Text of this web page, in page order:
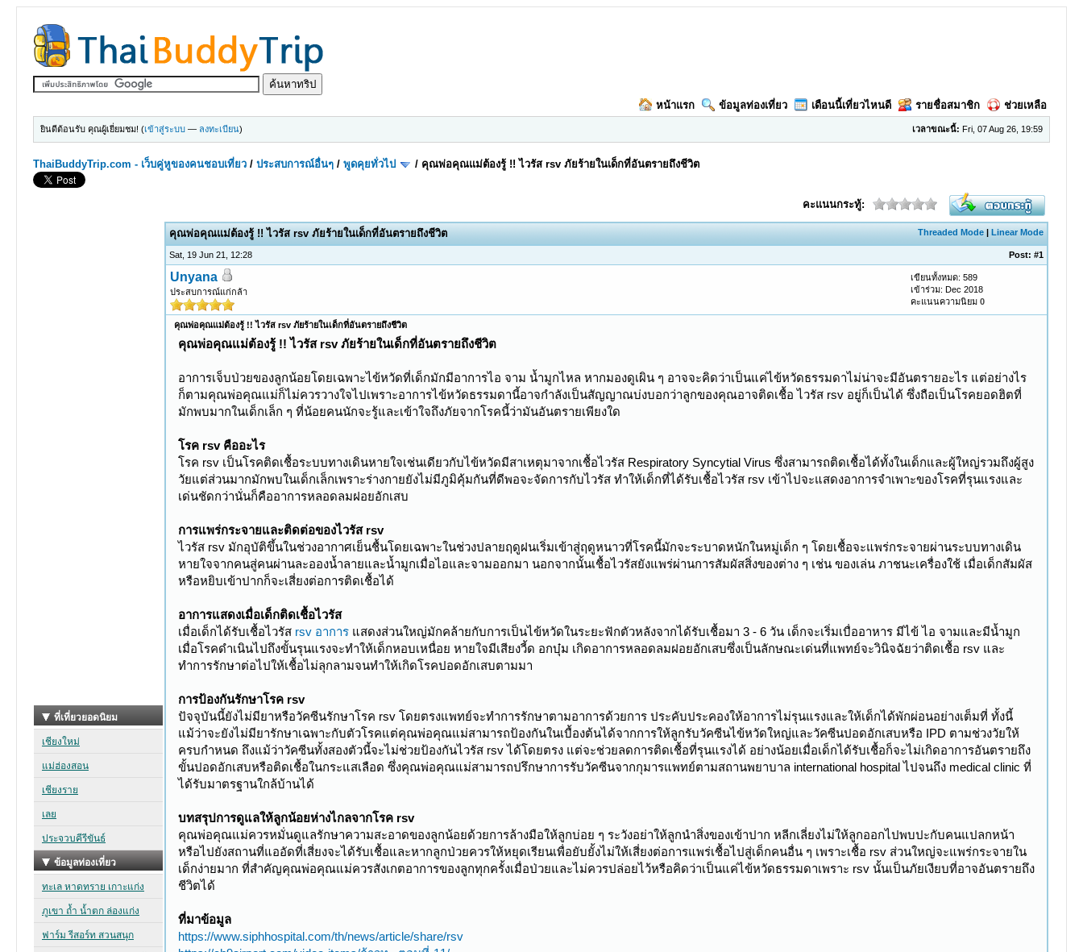
หน้าแรก ข้อมูลท่องเที่ยว เดือนนี้เที่ยวไหนดี รายชื่อสมาชิก ช่วยเหลือ
เวลาขณะนี้: Fri, 07 Aug 26, 19:59
ยินดีต้อนรับ คุณผู้เยี่ยมชม! (เข้าสู่ระบบ — ลงทะเบียน)
ThaiBuddyTrip.com - เว็บคู่หูของคนชอบเที่ยว /ประสบการณ์อื่นๆ /พูดคุยทั่วไป / คุณพ่อคุณแม่ต้องรู้ !! ไวรัส rsv ภัยร้ายในเด็กที่อันตรายถึงชีวิต
คะแนนกระทู้:
Threaded Mode |Linear Mode
คุณพ่อคุณแม่ต้องรู้ !! ไวรัส rsv ภัยร้ายในเด็กที่อันตรายถึงชีวิต
Sat, 19 Jun 21, 12:28 Post:#1
Unyana
ประสบการณ์แก่กล้า
เขียนทั้งหมด: 589
เข้าร่วม: Dec 2018
คะแนนความนิยม0
คุณพ่อคุณแม่ต้องรู้ !! ไวรัส rsv ภัยร้ายในเด็กที่อันตรายถึงชีวิต
คุณพ่อคุณแม่ต้องรู้ !! ไวรัส rsv ภัยร้ายในเด็กที่อันตรายถึงชีวิต
อาการเจ็บป่วยของลูกน้อยโดยเฉพาะไข้หวัดที่เด็กมักมีอาการไอ จาม น้ำมูกไหล หากมองดูเผิน ๆ อาจจะคิดว่าเป็นแค่ไข้หวัดธรรมดาไม่น่าจะมีอันตรายอะไร แต่อย่างไร
ก็ตามคุณพ่อคุณแม่ก็ไม่ควรวางใจไปเพราะอาการไข้หวัดธรรมดานี้อาจกำลังเป็นสัญญาณบ่งบอกว่าลูกของคุณอาจติดเชื้อ ไวรัส rsv อยู่ก็เป็นได้ ซึ่งถือเป็นโรคยอดฮิตที่
มักพบมากในเด็กเล็ก ๆ ที่น้อยคนนักจะรู้และเข้าใจถึงภัยจากโรคนี้ว่ามันอันตรายเพียงใด
โรค rsv คืออะไร
โรค rsv เป็นโรคติดเชื้อระบบทางเดินหายใจเช่นเดียวกับไข้หวัดมีสาเหตุมาจากเชื้อไวรัส Respiratory Syncytial Virus ซึ่งสามารถติดเชื้อได้ทั้งในเด็กและผู้ใหญ่รวมถึงผู้สูง
วัยแต่ส่วนมากมักพบในเด็กเล็กเพราะร่างกายยังไม่มีภูมิคุ้มกันที่ดีพอจะจัดการกับไวรัส ทำให้เด็กที่ได้รับเชื้อไวรัส rsv เข้าไปจะแสดงอาการจำเพาะของโรคที่รุนแรงและ
เด่นชัดกว่านั่นก็คืออาการหลอดลมฝอยอักเสบ
การแพร่กระจายและติดต่อของไวรัส rsv
ไวรัส rsv มักอุบัติขึ้นในช่วงอากาศเย็นชื้นโดยเฉพาะในช่วงปลายฤดูฝนเริ่มเข้าสู่ฤดูหนาวที่โรคนี้มักจะระบาดหนักในหมู่เด็ก ๆ โดยเชื้อจะแพร่กระจายผ่านระบบทางเดิน
หายใจจากคนสู่คนผ่านละอองน้ำลายและน้ำมูกเมื่อไอและจามออกมา นอกจากนั้นเชื้อไวรัสยังแพร่ผ่านการสัมผัสสิ่งของต่าง ๆ เช่น ของเล่น ภาชนะเครื่องใช้ เมื่อเด็กสัมผัส
หรือหยิบเข้าปากก็จะเสี่ยงต่อการติดเชื้อได้
อาการแสดงเมื่อเด็กติดเชื้อไวรัส
เมื่อเด็กได้รับเชื้อไวรัส rsv อาการ แสดงส่วนใหญ่มักคล้ายกับการเป็นไข้หวัดในระยะฟักตัวหลังจากได้รับเชื้อมา 3 - 6 วัน เด็กจะเริ่มเบื่ออาหาร มีไข้ ไอ จามและมีน้ำมูก
เมื่อโรคดำเนินไปถึงขั้นรุนแรงจะทำให้เด็กหอบเหนื่อย หายใจมีเสียงวี้ด อกบุ๋ม เกิดอาการหลอดลมฝอยอักเสบซึ่งเป็นลักษณะเด่นที่แพทย์จะวินิจฉัยว่าติดเชื้อ rsv และ
ทำการรักษาต่อไปให้เชื้อไม่ลุกลามจนทำให้เกิดโรคปอดอักเสบตามมา
การป้องกันรักษาโรค rsv
ปัจจุบันนี้ยังไม่มียาหรือวัคซีนรักษาโรค rsv โดยตรงแพทย์จะทำการรักษาตามอาการด้วยการ ประคับประคองให้อาการไม่รุนแรงและให้เด็กได้พักผ่อนอย่างเต็มที่ ทั้งนี้
แม้ว่าจะยังไม่มียารักษาเฉพาะกับตัวโรคแต่คุณพ่อคุณแม่สามารถป้องกันในเบื้องต้นได้จากการให้ลูกรับวัคซีนไข้หวัดใหญ่และวัคซีนปอดอักเสบหรือ IPD ตามช่วงวัยให้
ครบกำหนด ถึงแม้ว่าวัคซีนทั้งสองตัวนี้จะไม่ช่วยป้องกันไวรัส rsv ได้โดยตรง แต่จะช่วยลดการติดเชื้อที่รุนแรงได้ อย่างน้อยเมื่อเด็กได้รับเชื้อก็จะไม่เกิดอาการอันตรายถึง
ขั้นปอดอักเสบหรือติดเชื้อในกระแสเลือด ซึ่งคุณพ่อคุณแม่สามารถปรึกษาการรับวัคซีนจากกุมารแพทย์ตามสถานพยาบาล international hospital ไปจนถึง medical clinic ที่
ได้รับมาตรฐานใกล้บ้านได้
บทสรุปการดูแลให้ลูกน้อยห่างไกลจากโรค rsv
คุณพ่อคุณแม่ควรหมั่นดูแลรักษาความสะอาดของลูกน้อยด้วยการล้างมือให้ลูกบ่อย ๆ ระวังอย่าให้ลูกนำสิ่งของเข้าปาก หลีกเลี่ยงไม่ให้ลูกออกไปพบปะกับคนแปลกหน้า
หรือไปยังสถานที่แออัดที่เสี่ยงจะได้รับเชื้อและหากลูกป่วยควรให้หยุดเรียนเพื่อยับยั้งไม่ให้เสี่ยงต่อการแพร่เชื้อไปสู่เด็กคนอื่น ๆ เพราะเชื้อ rsv ส่วนใหญ่จะแพร่กระจายใน
เด็กง่ายมาก ที่สำคัญคุณพ่อคุณแม่ควรสังเกตอาการของลูกทุกครั้งเมื่อป่วยและไม่ควรปล่อยไว้หรือคิดว่าเป็นแค่ไข้หวัดธรรมดาเพราะ rsv นั้นเป็นภัยเงียบที่อาจอันตรายถึง
ชีวิตได้
ที่มาข้อมูล
https://www.siphhospital.com/th/news/article/share/rsv